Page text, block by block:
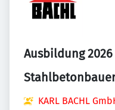
Ausbildung
KARL BACHL